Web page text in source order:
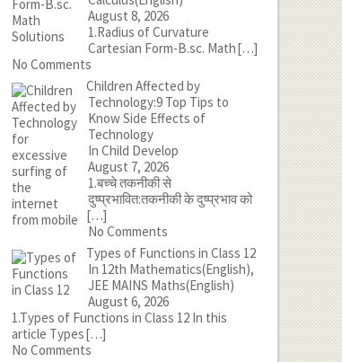
August 8, 2026
1.Radius of Curvature
Cartesian Form-B.sc. Math[…]
No Comments
Children Affected by
Technology:9 Top Tips to
Know Side Effects of
Technology
In Child Develop
August 7, 2026
1.बच्चे तकनीकी से
दुष्प्रभावित:तकनीकी के दुष्प्रभाव को
[…]
No Comments
Types of Functions in Class 12
In 12th Mathematics(English),
JEE MAINS Maths(English)
August 6, 2026
1.Types of Functions in Class 12 In this
article Types[…]
No Comments